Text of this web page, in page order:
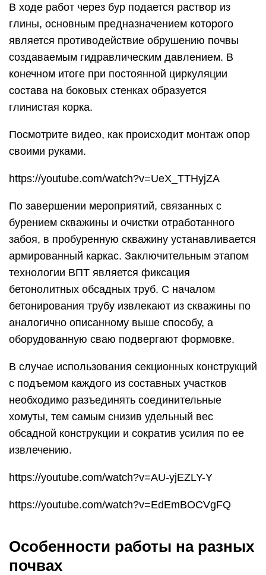
В ходе работ через бур подается раствор из
глины, основным предназначением которого
является противодействие обрушению почвы
создаваемым гидравлическим давлением. В
конечном итоге при постоянной циркуляции
состава на боковых стенках образуется
глинистая корка.
Посмотрите видео, как происходит монтаж опор
своими руками.
https://youtube.com/watch?v=UeX_TTHyjZA
По завершении мероприятий, связанных с
бурением скважины и очистки отработанного
забоя, в пробуренную скважину устанавливается
армированный каркас. Заключительным этапом
технологии ВПТ является фиксация
бетонолитных обсадных труб. С началом
бетонирования трубу извлекают из скважины по
аналогично описанному выше способу, а
оборудованную сваю подвергают формовке.
В случае использования секционных конструкций
с подъемом каждого из составных участков
необходимо разъединять соединительные
хомуты, тем самым снизив удельный вес
обсадной конструкции и сократив усилия по ее
извлечению.
https://youtube.com/watch?v=AU-yjEZLY-Y
https://youtube.com/watch?v=EdEmBOCVgFQ
Особенности работы на разных
почвах